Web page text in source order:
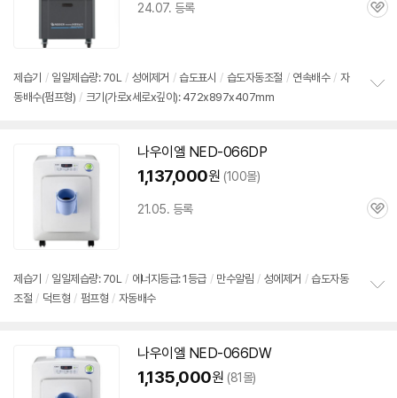
24.07. 등록
관
제습기 / 일일제습량: 70L / 성에제거 / 습도표시 / 습도자동조절 / 연속배수 / 자
동배수(펌프형) / 크기(가로x세로x깊이): 472x897x407mm
나우이엘 NED-066DP
1,137,000원 (100몰)
21.05. 등록
관
제습기 / 일일제습량: 70L / 에너지등급: 1등급 / 만수알림 / 성에제거 / 습도자동
조절 / 덕트형 / 펌프형 / 자동배수
나우이엘 NED-066DW
1,135,000원 (81몰)